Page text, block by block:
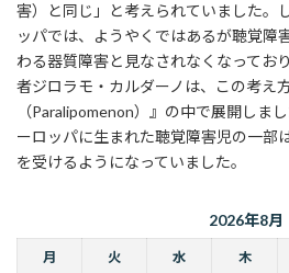
害）と同じ」と考えられていました。
ッパでは、ようやくではあるが聴覚障
わる器質障害と見なされなくなってお
者ジロラモ・カルダーノは、この考え
（Paralipomenon）』の中で展開しま
ーロッパに生まれた聴覚障害児の一部
を受けるようになっていました。
2026年8月
月 火 水 木